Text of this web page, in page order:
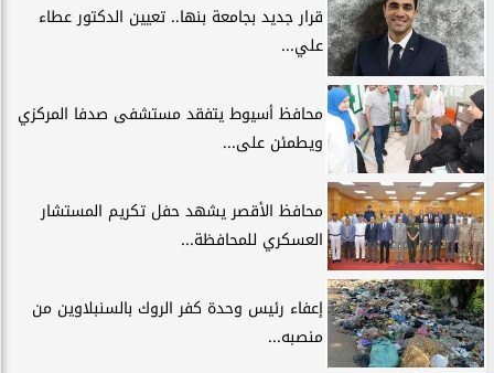
قرار جديد بجامعة بنها.. تعيين الدكتور عطاء
علي...
محافظ أسيوط يتفقد مستشفى صدفا المركزي
ويطمئن على...
محافظ الأقصر يشهد حفل تكريم المستشار
العسكري للمحافظة...
إعفاء رئيس وحدة كفر الروك بالسنبلاوين من
منصبه...